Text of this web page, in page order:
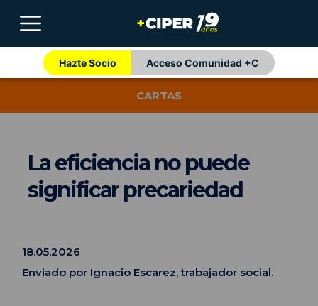
Hazte Socio Acceso Comunidad +C
CARTAS
La eficiencia no puede
significar precariedad
18.05.2026
Enviado por Ignacio Escarez, trabajador social.